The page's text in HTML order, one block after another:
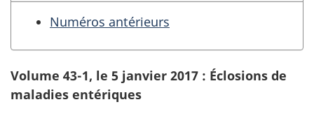
Numéros antérieurs
Volume 43-1, le 5 janvier 2017 : Éclosions de
maladies entériques